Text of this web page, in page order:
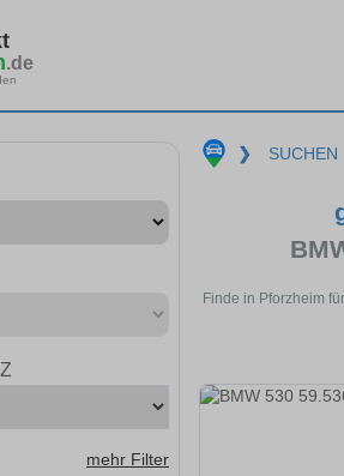
.de
mehr Filter
❯ SUCHEN
Finde in Pforzheim